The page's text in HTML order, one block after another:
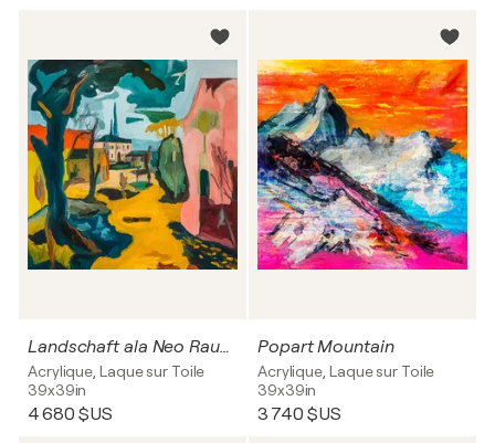
Landschaft ala Neo Rauch
Acrylique, Laque sur Toile
39x39in
4 680 $US
Popart Mountain
Acrylique, Laque sur Toile
39x39in
3 740 $US